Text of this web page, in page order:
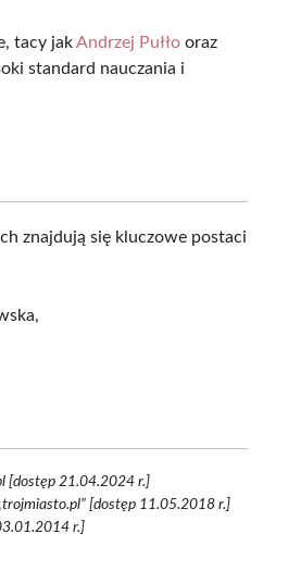
tacy jakAndrzej Pułło oraz
standard nauczania i
znajdują się kluczowe postaci
[dostęp 21.04.2024 r.]
[dostęp 11.05.2018 r.]
r.]